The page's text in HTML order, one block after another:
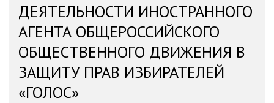
ДЕЯТЕЛЬНОСТИ ИНОСТРАННОГО
АГЕНТА ОБЩЕРОССИЙСКОГО
ОБЩЕСТВЕННОГО ДВИЖЕНИЯ В
ЗАЩИТУ ПРАВ ИЗБИРАТЕЛЕЙ
«ГОЛОС»